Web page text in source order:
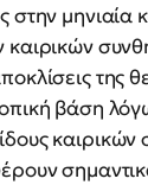
στην μηνιαία
καιρικών
της
βάση